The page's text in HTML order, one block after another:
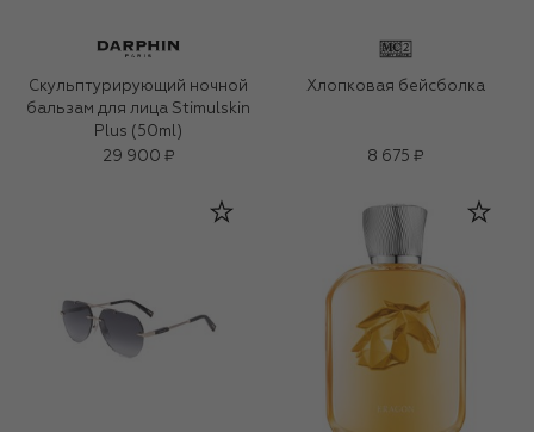
Скульптурирующий ночной
бальзам для лица Stimulskin
Plus (50ml)
29 900 ₽
Хлопковая бейсболка
8 675 ₽